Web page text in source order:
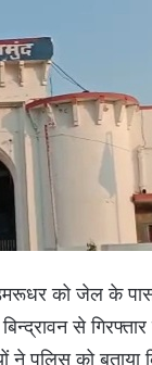
को जेल के
बिन्द्रावन से
ने पुलिस को